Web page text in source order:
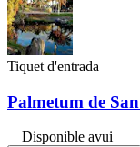
Tiquet d'entrada
Palmetum de
Disponible avui